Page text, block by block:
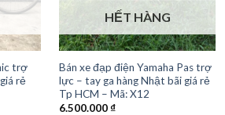
trợ
rẻ
HẾT HÀNG
Bán xe đạp điện Yamaha Pas trợ
lực – tay ga hàng Nhật bãi giá rẻ
Tp HCM – Mã: X12
6.500.000₫